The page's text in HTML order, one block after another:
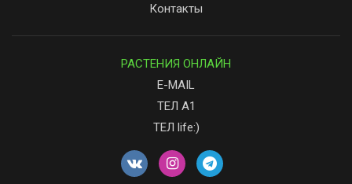
Контакты
РАСТЕНИЯ ОНЛАЙН
E-MAIL
ТЕЛ А1
ТЕЛ life:)